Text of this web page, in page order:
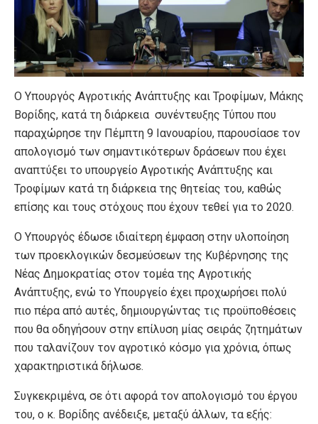
Ο Υπουργός Αγροτικής Ανάπτυξης και Τροφίμων, Μάκης
Βορίδης, κατά τη διάρκεια συνέντευξης Τύπου που
παραχώρησε την Πέμπτη 9 Ιανουαρίου, παρουσίασε τον
απολογισμό των σημαντικότερων δράσεων που έχει
αναπτύξει το υπουργείο Αγροτικής Ανάπτυξης και
Τροφίμων κατά τη διάρκεια της θητείας του, καθώς
επίσης και τους στόχους που έχουν τεθεί για το 2020.
Ο Υπουργός έδωσε ιδιαίτερη έμφαση στην υλοποίηση
των προεκλογικών δεσμεύσεων της Κυβέρνησης της
Νέας Δημοκρατίας στον τομέα της Αγροτικής
Ανάπτυξης, ενώ το Υπουργείο έχει προχωρήσει πολύ
πιο πέρα από αυτές, δημιουργώντας τις προϋποθέσεις
που θα οδηγήσουν στην επίλυση μίας σειράς ζητημάτων
που ταλανίζουν τον αγροτικό κόσμο για χρόνια, όπως
χαρακτηριστικά δήλωσε.
Συγκεκριμένα, σε ότι αφορά τον απολογισμό του έργου
του, ο κ. Βορίδης ανέδειξε, μεταξύ άλλων, τα εξής: